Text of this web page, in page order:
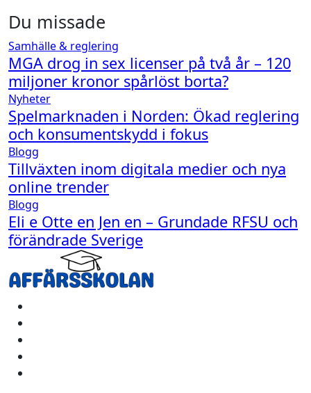
Du missade
Samhälle & reglering
MGA drog in sex licenser på två år – 120
miljoner kronor spårlöst borta?
Nyheter
Spelmarknaden i Norden: Ökad reglering
och konsumentskydd i fokus
Blogg
Tillväxten inom digitala medier och nya
online trender
Blogg
Eli e Otte en Jen en – Grundade RFSU och
förändrade Sverige